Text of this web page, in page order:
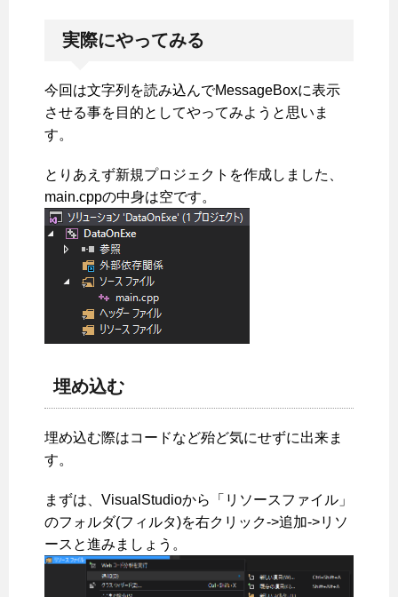
実際にやってみる
今回は文字列を読み込んでMessageBoxに表示
させる事を目的としてやってみようと思いま
す。
とりあえず新規プロジェクトを作成しました、
main.cppの中身は空です。
埋め込む
埋め込む際はコードなど殆ど気にせずに出来ま
す。
まずは、VisualStudioから「リソースファイル」
のフォルダ(フィルタ)を右クリック->追加->リソ
ースと進みましょう。